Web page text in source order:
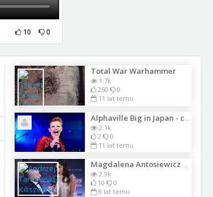
10 0
Total War Warhammer
1.7k
250
0
11 lat temu
2.1k
2
0
11 lat temu
Magdalena Antosiewicz zdradza rąbek tajemnicy kulis i przygotowan do Gali Magaz
2.9k
10
0
8 lat temu